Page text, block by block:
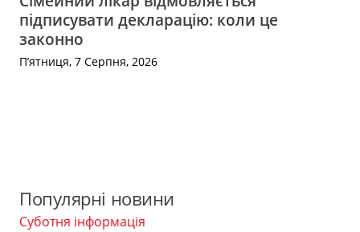
підписувати декларацію: коли це
законно
П’ятниця, 7 Серпня, 2026
Популярні новини
Суботня інформація